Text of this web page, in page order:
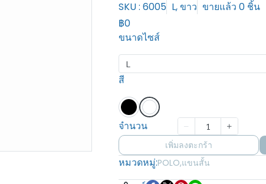
SKU : 6005 L, ขาว ขายแล้ว 0 ชิ้น
฿0
ขนาดไซส์
L
สี
จำนวน
เพิ่มลงตะกร้า
หมวดหมู่:POLO,แขนสั้น